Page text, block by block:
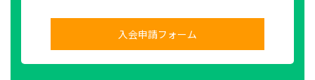
入会申請フォーム